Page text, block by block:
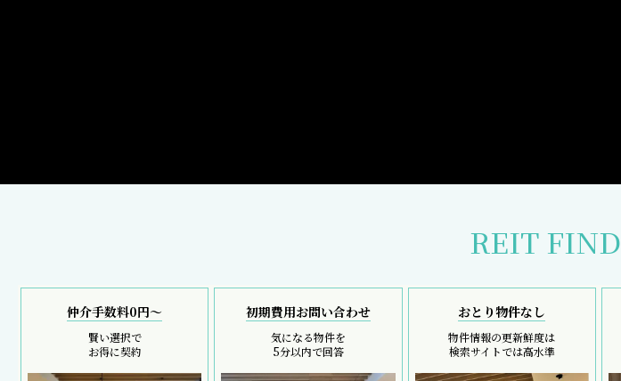
REIT FIND
仲介手数料0円～
賢い選択で
お得に契約
初期費用お問い合わせ
気になる物件を
5分以内で回答
おとり物件なし
物件情報の更新鮮度は
検索サイトでは高水準